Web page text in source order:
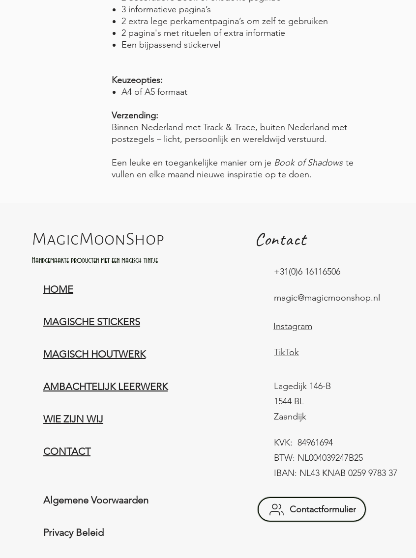
3 informatieve pagina’s
2 extra lege perkamentpagina’s om zelf te gebruiken
2 pagina's met rituelen of extra informatie
Een bijpassend stickervel
Keuzeopties:
A4 of A5 formaat
Verzending:
Binnen Nederland met Track & Trace, buiten Nederland met
postzegels – licht, persoonlijk en wereldwijd verstuurd.
Een leuke en toegankelijke manier om je Book of Shadows te
vullen en elke maand nieuwe inspiratie op te doen.
MagicMoonShop
Handgemaakte producten met een magisch tintje
HOME
MAGISCHE STICKERS
MAGISCH HOUTWERK
AMBACHTELIJK LEERWERK​
WIE ZIJN WIJ​​
CONTACT
Algemene Voorwaarden
Privacy Beleid
Contact
+31(0)6 16116506
magic@magicmoonshop.nl
Instagram
TikTok
Lagedijk 146-B
1544 BL
Zaandijk
KVK: 84961694
BTW: NL004039247B25
IBAN: NL43 KNAB 0259 9783 37
Contactformulier